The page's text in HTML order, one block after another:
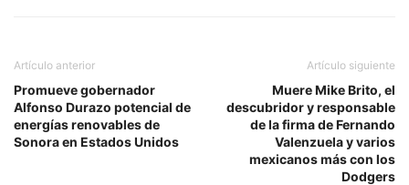
Artículo anterior
Promueve gobernador
Alfonso Durazo potencial de
energías renovables de
Sonora en Estados Unidos
Artículo siguiente
Muere Mike Brito, el
descubridor y responsable
de la firma de Fernando
Valenzuela y varios
mexicanos más con los
Dodgers